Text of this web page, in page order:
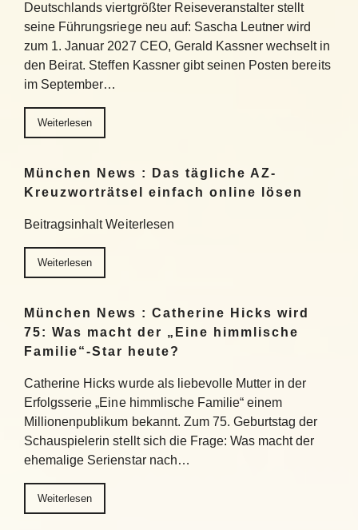
Deutschlands viertgrößter Reiseveranstalter stellt
seine Führungsriege neu auf: Sascha Leutner wird
zum 1. Januar 2027 CEO, Gerald Kassner wechselt in
den Beirat. Steffen Kassner gibt seinen Posten bereits
im September…
Weiterlesen
München News : Das tägliche AZ-
Kreuzworträtsel einfach online lösen
Beitragsinhalt Weiterlesen
Weiterlesen
München News : Catherine Hicks wird
75: Was macht der „Eine himmlische
Familie“-Star heute?
Catherine Hicks wurde als liebevolle Mutter in der
Erfolgsserie „Eine himmlische Familie“ einem
Millionenpublikum bekannt. Zum 75. Geburtstag der
Schauspielerin stellt sich die Frage: Was macht der
ehemalige Serienstar nach…
Weiterlesen